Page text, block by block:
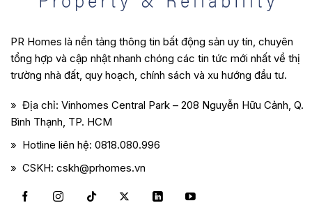
PR Homes là nền tảng thông tin bất động sản uy tín, chuyên
tổng hợp và cập nhật nhanh chóng các tin tức mới nhất về thị
trường nhà đất, quy hoạch, chính sách và xu hướng đầu tư.
» Địa chỉ: Vinhomes Central Park – 208 Nguyễn Hữu Cảnh, Q.
Bình Thạnh, TP. HCM
» Hotline liên hệ: 0818.080.996
» CSKH: cskh@prhomes.vn